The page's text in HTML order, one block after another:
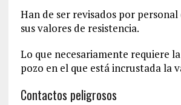
Han de ser revisados por
sus valores de resistencia.
Lo que necesariamente requiere
pozo en el que está incrustada la
Contactos peligrosos